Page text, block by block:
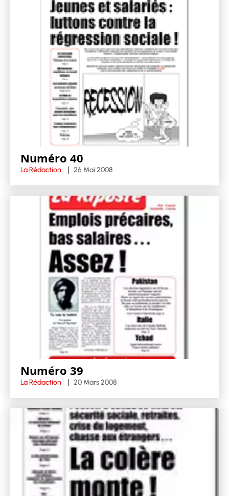
Numéro 40
La Rédaction 26 Mai 2008
Numéro 39
La Rédaction 20 Mars 2008